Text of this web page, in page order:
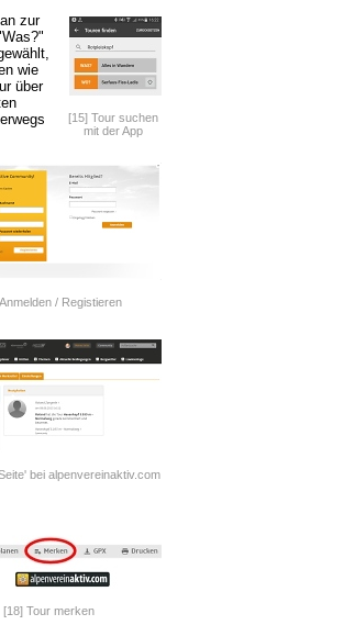
[15] Tour suchen
mit der App
zur
wie
über
/ Registieren
bei alpenvereinaktiv.com
[18] Tour merken